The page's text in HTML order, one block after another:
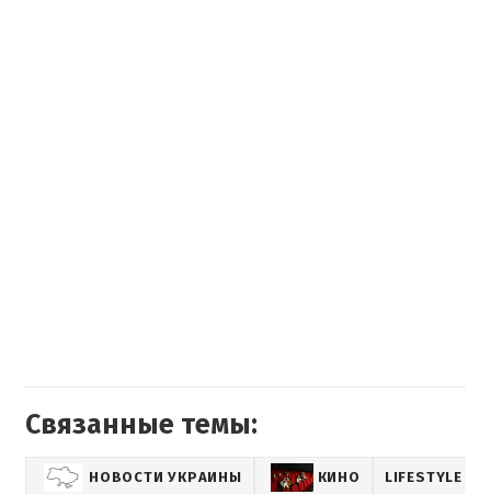
Связанные темы:
НОВОСТИ УКРАИНЫ КИНО LIFESTYLE